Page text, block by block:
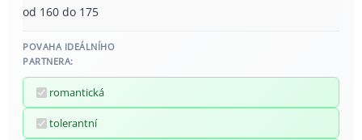
od 160 do 175
POVAHA IDEÁLNÍHO
PARTNERA:
romantická
tolerantní